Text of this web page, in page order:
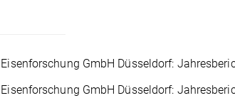
GmbH Düsseldorf:
GmbH Düsseldorf: